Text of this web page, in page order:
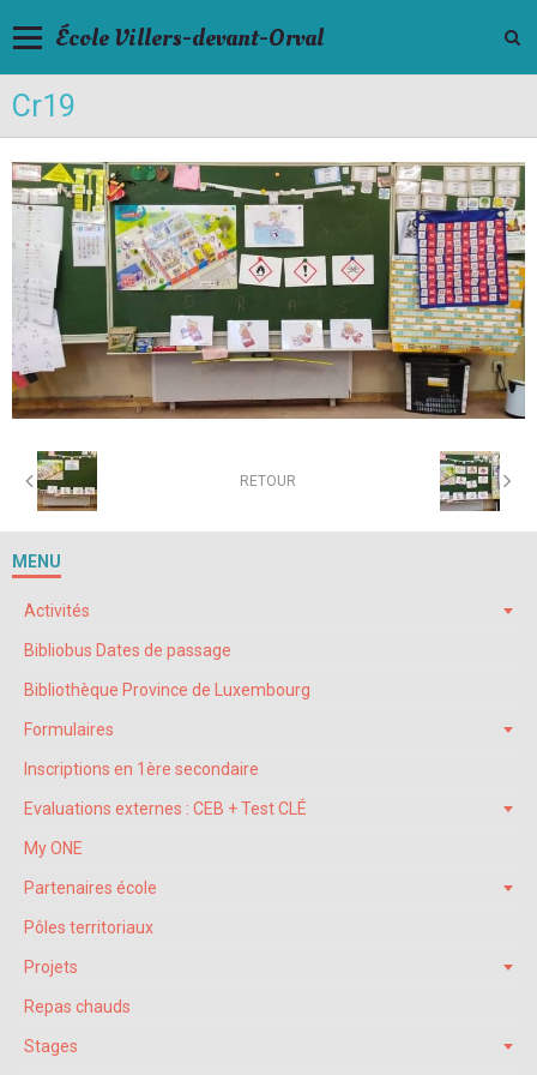
École Villers-devant-Orval
Cr19
RETOUR
MENU
Activités
Bibliobus Dates de passage
Bibliothèque Province de Luxembourg
Formulaires
Inscriptions en 1ère secondaire
Evaluations externes : CEB + Test CLÉ
My ONE
Partenaires école
Pôles territoriaux
Projets
Repas chauds
Stages